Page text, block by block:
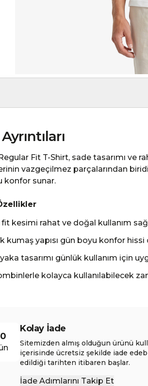
Fit T-Shirt, sade tasarımı ve
vazgeçilmez parçalarından
konfor sunar.
fit kesimi rahat ve doğal kullanım
kumaş yapısı gün boyu konfor
tasarımı günlük kullanım için
kolayca kullanılabilecek
Kolay İade
Sitemizden almış olduğun ürünü
içerisinde ücretsiz şekilde iade
edildiği tarihten itibaren başlar.
İade Adımlarını Takip Et